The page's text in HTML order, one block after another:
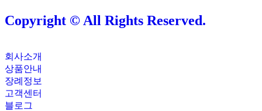
Copyright © All Rights Reserved.
회사소개
상품안내
장례정보
고객센터
블로그